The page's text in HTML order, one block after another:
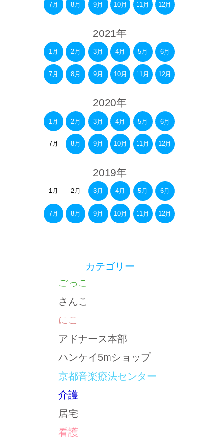
7月 8月 9月 10月 11月 12月
2021年
1月 2月 3月 4月 5月 6月
7月 8月 9月 10月 11月 12月
2020年
1月 2月 3月 4月 5月 6月
7月 8月 9月 10月 11月 12月
2019年
1月 2月 3月 4月 5月 6月
7月 8月 9月 10月 11月 12月
カテゴリー
ごっこ
さんこ
にこ
アドナース本部
ハンケイ5mショップ
京都音楽療法センター
介護
居宅
看護